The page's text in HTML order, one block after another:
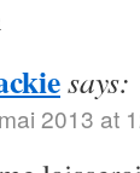
says:
2013 at